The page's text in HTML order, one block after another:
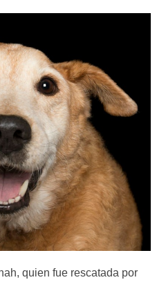
quien fue rescatada por